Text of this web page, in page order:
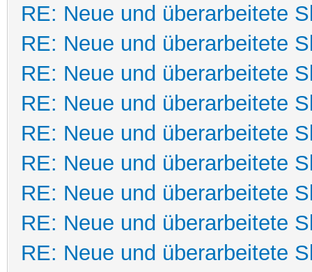
RE: Neue und überarbeitete
RE: Neue und überarbeitete
RE: Neue und überarbeitete
RE: Neue und überarbeitete
RE: Neue und überarbeitete
RE: Neue und überarbeitete
RE: Neue und überarbeitete
RE: Neue und überarbeitete
RE: Neue und überarbeitete